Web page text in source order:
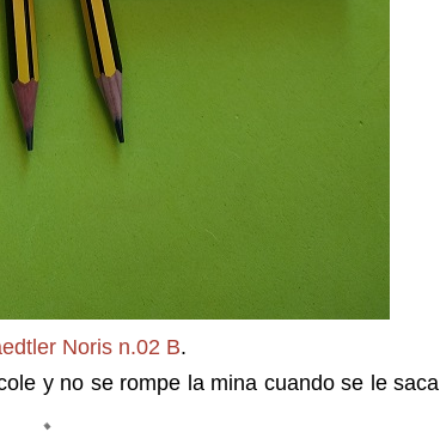
Noris n.02 B.
y no se rompe la mina cuando se le saca